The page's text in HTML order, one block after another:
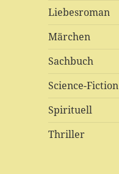
Liebesroman
Märchen
Sachbuch
Science-Fiction
Spirituell
Thriller